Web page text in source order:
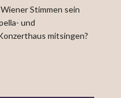
Stimmen sein
und
mitsingen?